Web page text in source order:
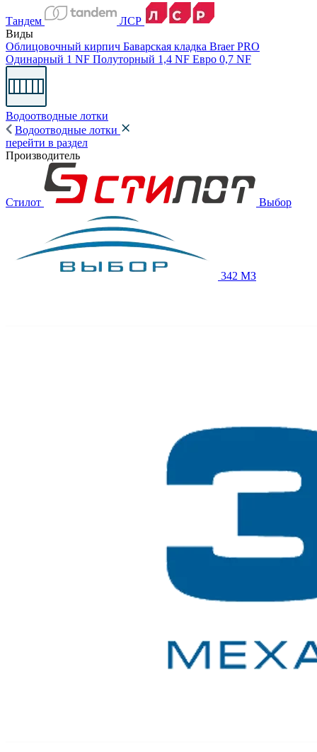
Тандем
ЛСР
Виды
Облицовочный кирпич Баварская кладка Braer PRO
Одинарный 1 NF Полуторный 1,4 NF Евро 0,7 NF
Водоотводные лотки
Водоотводные лотки
перейти в раздел
Производитель
Стилот Выбор
342 МЗ